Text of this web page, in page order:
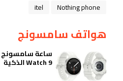
Nothing phone
itel
هواتف سامسونج
Watch 9 الذكية